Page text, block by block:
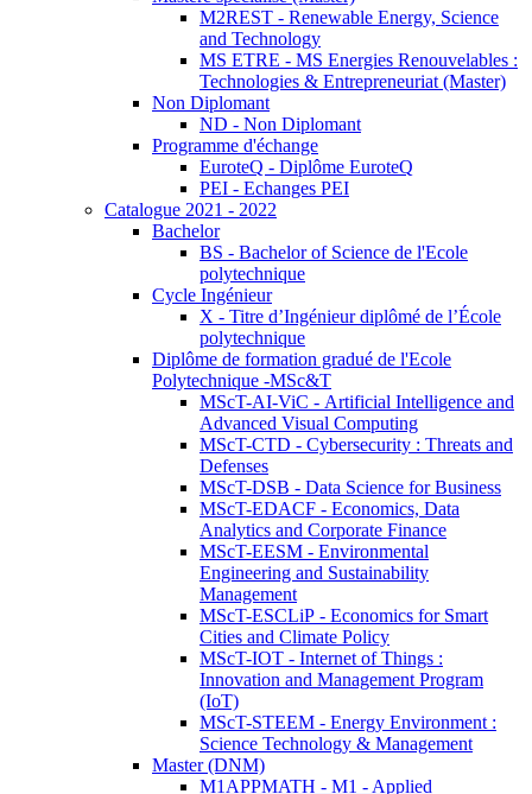
M2REST - Renewable Energy, Science
and Technology
MS ETRE - MS Energies Renouvelables :
Technologies & Entrepreneuriat (Master)
Non Diplomant
ND - Non Diplomant
Programme d'échange
EuroteQ - Diplôme EuroteQ
PEI - Echanges PEI
Catalogue 2021 - 2022
Bachelor
BS - Bachelor of Science de l'Ecole
polytechnique
Cycle Ingénieur
X - Titre d’Ingénieur diplômé de l’École
polytechnique
Diplôme de formation gradué de l'Ecole
Polytechnique -MSc&T
MScT-AI-ViC - Artificial Intelligence and
Advanced Visual Computing
MScT-CTD - Cybersecurity : Threats and
Defenses
MScT-DSB - Data Science for Business
MScT-EDACF - Economics, Data
Analytics and Corporate Finance
MScT-EESM - Environmental
Engineering and Sustainability
Management
MScT-ESCLiP - Economics for Smart
Cities and Climate Policy
MScT-IOT - Internet of Things :
Innovation and Management Program
(IoT)
MScT-STEEM - Energy Environment :
Science Technology & Management
Master (DNM)
M1APPMATH - M1 - Applied